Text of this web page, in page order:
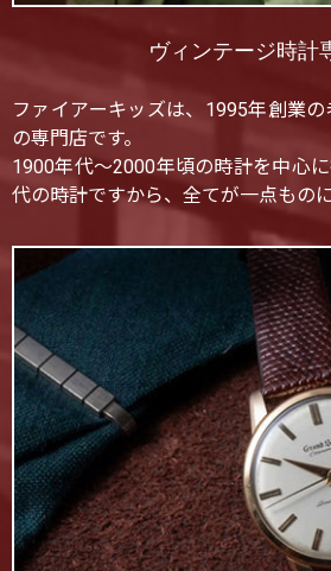
ヴィンテージ時計
ファイアーキッズは、1995年創業
の専門店です。
1900年代〜2000年頃の時計を中心
代の時計ですから、全てが一点ものに